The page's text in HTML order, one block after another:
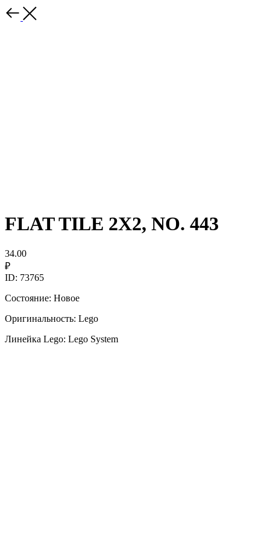
FLAT TILE 2X2, NO. 443
34.00
₽
ID: 73765
Состояние: Новое
Оригинальность: Lego
Линейка Lego: Lego System